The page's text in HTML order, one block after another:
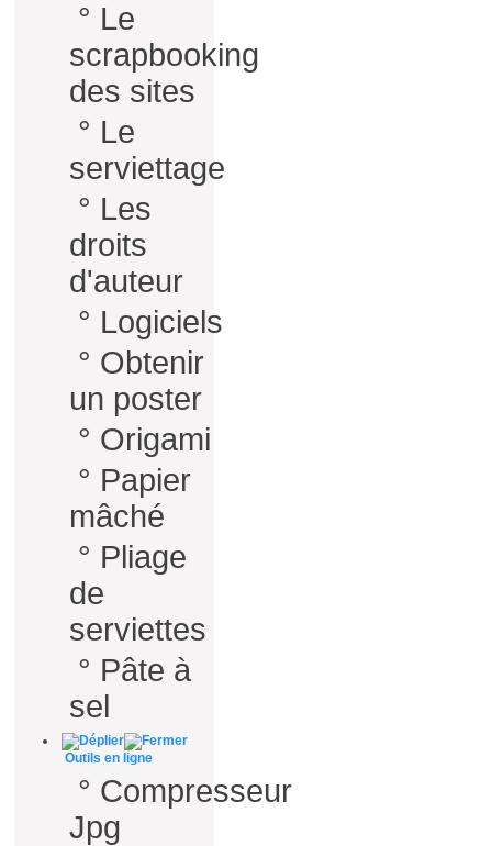
° Le
scrapbooking
des sites
° Le
serviettage
° Les
droits
d'auteur
° Logiciels
° Obtenir
un poster
° Origami
° Papier
mâché
° Pliage
de
serviettes
° Pâte à
sel
Outils en ligne
° Compresseur
Jpg